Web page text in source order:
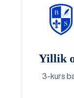
Yillik
3-kurs